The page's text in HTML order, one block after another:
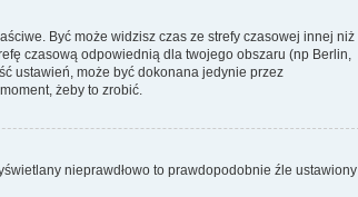
Być może widzisz czas ze strefy czasowej innej niż
czasową odpowiednią dla twojego obszaru (np Berlin,
ustawień, może być dokonana jedynie przez
żeby to zrobić.
nieprawdłowo to prawdopodobnie źle ustawiony